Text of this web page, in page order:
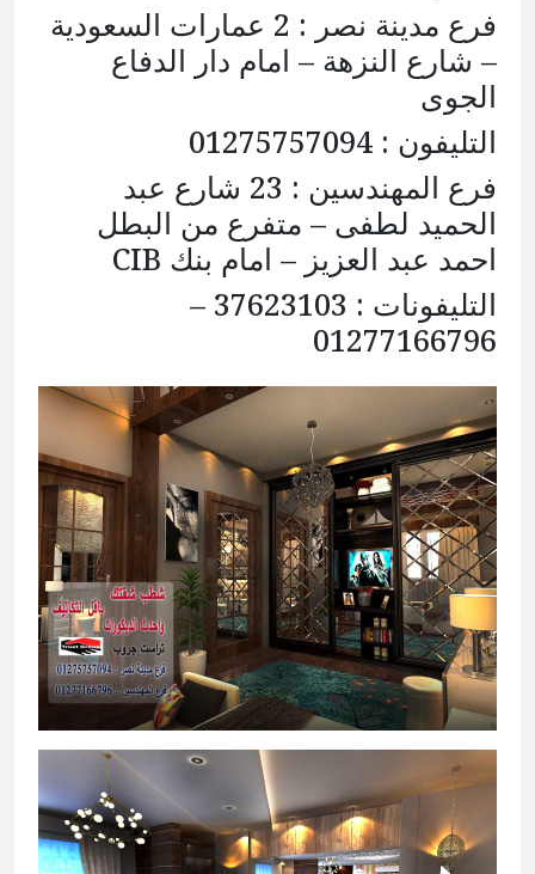
فرع مدينة نصر : 2 عمارات السعودية
– شارع النزهة – امام دار الدفاع
الجوى
التليفون : 01275757094
فرع المهندسين : 23 شارع عبد
الحميد لطفى – متفرع من البطل
احمد عبد العزيز – امام بنك CIB
التليفونات : 37623103 –
01277166796